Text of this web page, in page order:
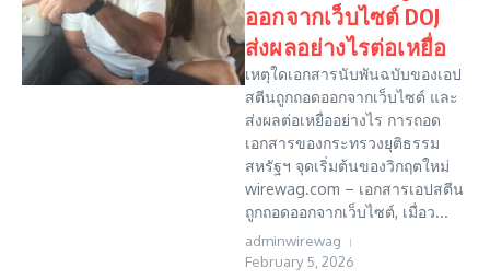
ออกจากเว็บไซต์ DOJ
ส่งผลอย่างไรต่อเหยื่อ
เหตุใดเอกสารนับพันฉบับของเอป
สตีนถูกถอดออกจากเว็บไซต์ และ
ส่งผลต่อเหยื่ออย่างไร การถอด
เอกสารของกระทรวงยุติธรรม
สหรัฐฯ จุดเริ่มต้นของวิกฤตใหม่
wirewag.com – เอกสารเอปสตีน
ถูกถอดออกจากเว็บไซต์, เมื่อว...
adminwirewag
February 5, 2026